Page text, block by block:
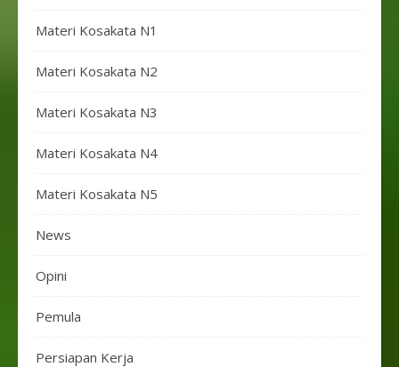
Materi Kosakata N1
Materi Kosakata N2
Materi Kosakata N3
Materi Kosakata N4
Materi Kosakata N5
News
Opini
Pemula
Persiapan Kerja